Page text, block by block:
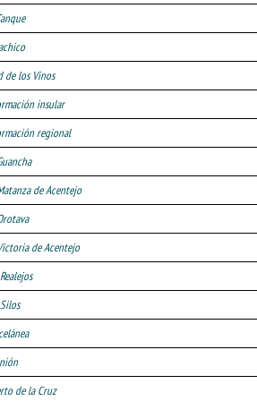
de los Vinos
insular
regional
de Acentejo
de Acentejo
de la Cruz